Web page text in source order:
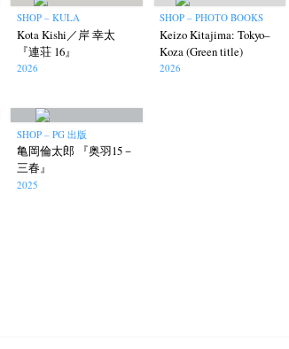
SHOP – KULA
Kota Kishi／岸 幸太
『連荘 16』
2026
SHOP – PHOTO BOOKS
Keizo Kitajima: Tokyo–
Koza (Green title)
2026
SHOP – PG 出版
亀岡倫太郎 『奥羽15－
三春』
2025